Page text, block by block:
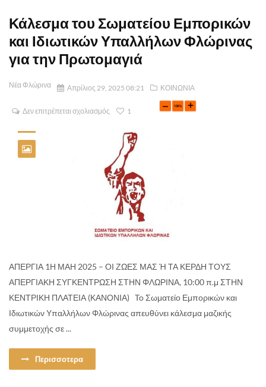
Κάλεσμα του Σωματείου Εμπορικών
και Ιδιωτικών Υπαλλήλων Φλώρινας
για την Πρωτομαγιά
Νέα Φλώρινα Απρίλιος 29, 2025 08:21 ΚΟΙΝΩΝΙΑ
Δεν επιτρέπεται σχολιασμός 1
ΑΠΕΡΓΙΑ 1Η ΜΑΗ 2025 – ΟΙ ΖΩΕΣ ΜΑΣ Ή ΤΑ ΚΕΡΔΗ ΤΟΥΣ
ΑΠΕΡΓΙΑΚΗ ΣΥΓΚΕΝΤΡΩΣΗ ΣΤΗΝ ΦΛΩΡΙΝΑ, 10:00 π.μ ΣΤΗΝ
ΚΕΝΤΡΙΚΗ ΠΛΑΤΕΙΑ (ΚΑΝΟΝΙΑ) To Σωματείο Εμπορικών και
Ιδιωτικών Υπαλλήλων Φλώρινας απευθύνει κάλεσμα μαζικής
συμμετοχής σε ...
Περισσοτερα